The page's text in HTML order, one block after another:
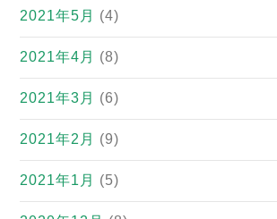
2021年5月 (4)
2021年4月 (8)
2021年3月 (6)
2021年2月 (9)
2021年1月 (5)